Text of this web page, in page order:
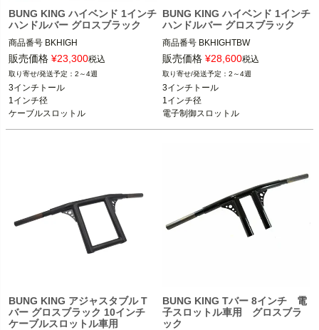
BUNG KING ハイベンド 1インチ
ハンドルバー グロスブラック
商品番号 BKHIGH
販売価格 ¥23,300税込
2～4週
3インチトール
1インチ径
ケーブルスロットル
BUNG KING ハイベンド 1インチ
ハンドルバー グロスブラック
商品番号
販売価格 ¥28,600税込
2～4週
3インチトール
1インチ径
電子制御スロットル
BUNG KING アジャスタブル T
バー グロスブラック 10インチ
ケーブルスロットル車用
BUNG KING Tバー 8インチ 電
子スロットル車用 グロスブラ
ック